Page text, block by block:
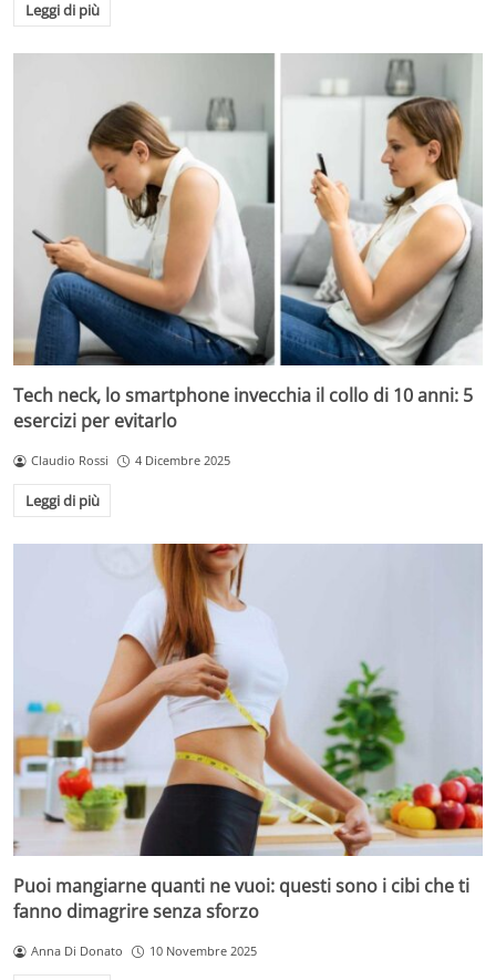
Leggi di più
Tech neck, lo smartphone invecchia il collo di 10 anni: 5
esercizi per evitarlo
Claudio Rossi 4 Dicembre 2025
Leggi di più
Puoi mangiarne quanti ne vuoi: questi sono i cibi che ti
fanno dimagrire senza sforzo
Anna Di Donato 10 Novembre 2025